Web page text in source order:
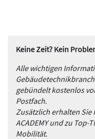
Keine Zeit? Kein
Alle wichtigen
gebündelt kostenlos
Postfach.
Zusätzlich erhalten Sie
ACADEMY und zu
Mobilität.